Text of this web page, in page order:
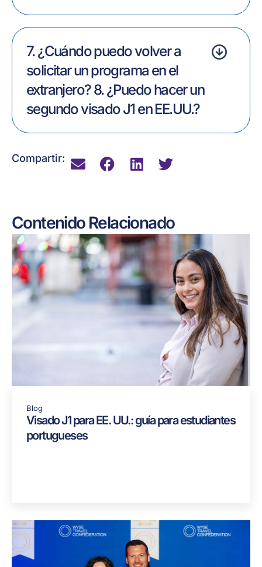
7. ¿Cuándo puedo volver a
solicitar un programa en el
extranjero? 8. ¿Puedo hacer un
segundo visado J1 en EE.UU.?
Compartir:
Contenido Relacionado
Blog
Visado J1 para EE. UU.: guía para estudiantes
portugueses